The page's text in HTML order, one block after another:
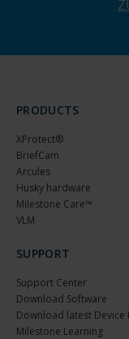
PRODUCTS
XProtect®
BriefCam
Arcules
Husky hardware
Milestone Care™
VLM
SUPPORT
Support Center
Download Software
Download latest Device
Milestone Learning